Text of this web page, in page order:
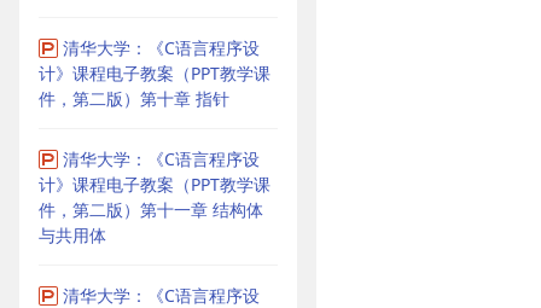
清华大学：《C语言程序设
计》课程电子教案（PPT教学课
件，第二版）第十章 指针
清华大学：《C语言程序设
计》课程电子教案（PPT教学课
件，第二版）第十一章 结构体
与共用体
清华大学：《C语言程序设